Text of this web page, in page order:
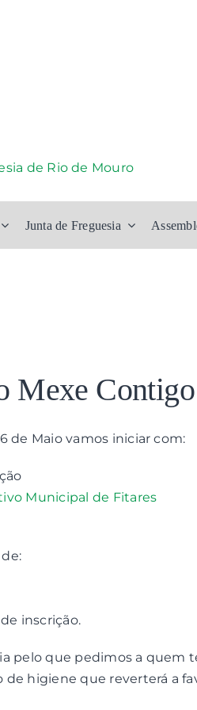
Junta de Freguesia
Mexe
de Maio vamos iniciar com:
Municipal de Fitares
inscrição.
pelo que pedimos a
higiene que reverterá a